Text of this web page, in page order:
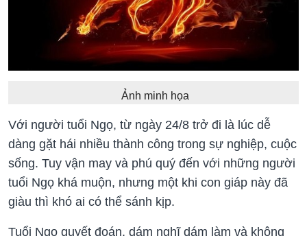
Ảnh minh họa
Với người tuổi Ngọ, từ ngày 24/8 trở đi là lúc dễ
dàng gặt hái nhiều thành công trong sự nghiệp, cuộc
sống. Tuy vận may và phú quý đến với những người
tuổi Ngọ khá muộn, nhưng một khi con giáp này đã
giàu thì khó ai có thể sánh kịp.
Tuổi Ngọ quyết đoán, dám nghĩ dám làm và không